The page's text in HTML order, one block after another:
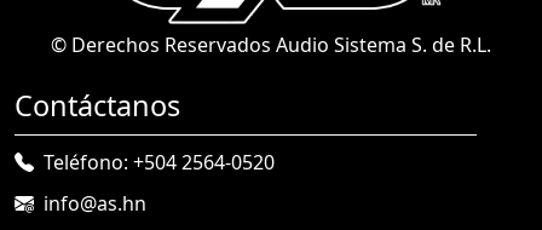
© Derechos Reservados Audio Sistema S. de R.L.
Contáctanos
Teléfono: +504 2564-0520
info@as.hn